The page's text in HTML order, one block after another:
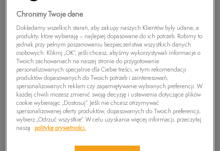
TIMBERLAND BRADSTREET BOOT
199,99zł
PRODUKT NIEDOSTĘPNY
Chronimy Twoje dane
Dokładamy wszelkich starań, aby zakupy naszych Klientów były udane, a
produkty, które wybierają – najlepiej dopasowane do ich potrzeb. Robimy to
jednak przy pełnym poszanowaniu bezpieczeństwa wszystkich danych
osobowych. Kliknij „OK”, jeśli chcesz, abyśmy wykorzystywali informacje o
Twoich zachowaniach na naszej stronie do przygotowania
personalizowanych specjalnie dla Ciebie treści, w tym rekomendacji
produktów dopasowanych do Twoich potrzeb i zainteresowań,
spersonalizowanych reklam czy zapamiętywanie wybranych preferencji. W
każdej chwili możesz zmienić swoją decyzję i ustawienia dotyczące plików
cookie wybierając „Dostosuj”. Jeśli nie chcesz otrzymywać
spersonalizowanej oferty produktów, dopasowanych do Twoich preferencji,
wybierz „Odrzuć wszystkie”. W celu uzyskania więcej informacji, przeczytaj
naszą
politykę prywatności.